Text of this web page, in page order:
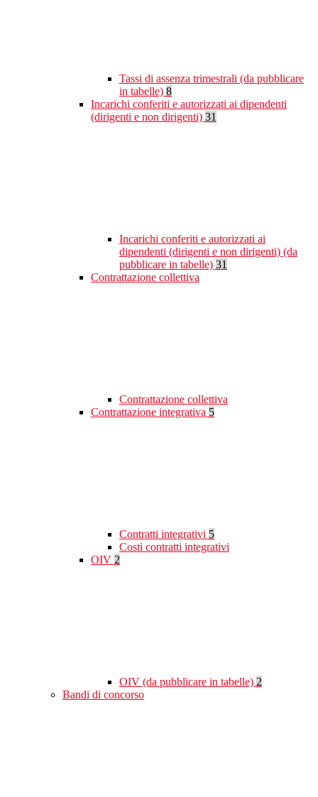
Tassi di assenza trimestrali (da pubblicare
in tabelle) 8
Incarichi conferiti e autorizzati ai dipendenti
(dirigenti e non dirigenti) 31
Incarichi conferiti e autorizzati ai
dipendenti (dirigenti e non dirigenti) (da
pubblicare in tabelle) 31
Contrattazione collettiva
Contrattazione collettiva
Contrattazione integrativa 5
Contratti integrativi 5
Costi contratti integrativi
OIV 2
OIV (da pubblicare in tabelle) 2
Bandi di concorso